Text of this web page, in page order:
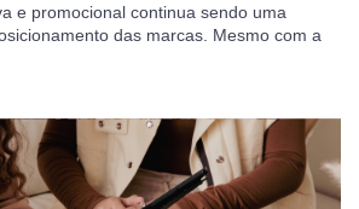
e promocional continua sendo uma
das marcas. Mesmo com a